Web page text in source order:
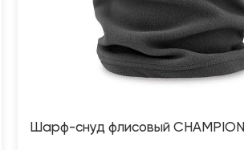
Шарф-снуд флисовый CHAMPION